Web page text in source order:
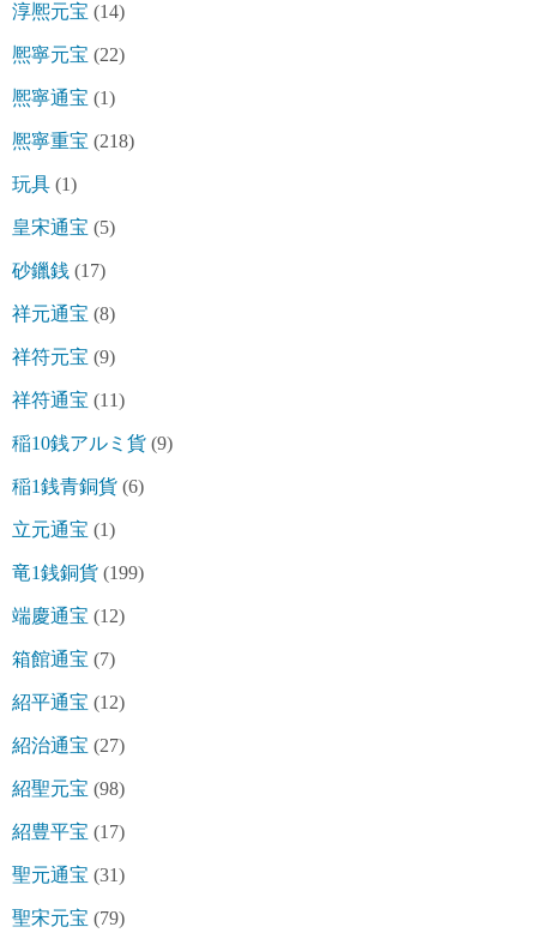
淳熈元宝 (14)
熈寧元宝 (22)
熈寧通宝 (1)
熈寧重宝 (218)
玩具 (1)
皇宋通宝 (5)
砂鑞銭 (17)
祥元通宝 (8)
祥符元宝 (9)
祥符通宝 (11)
稲10銭アルミ貨 (9)
稲1銭青銅貨 (6)
立元通宝 (1)
竜1銭銅貨 (199)
端慶通宝 (12)
箱館通宝 (7)
紹平通宝 (12)
紹治通宝 (27)
紹聖元宝 (98)
紹豊平宝 (17)
聖元通宝 (31)
聖宋元宝 (79)